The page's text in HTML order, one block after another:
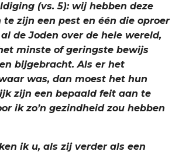
(vs. 5): wij hebben deze
zijn een pest en één die oproer
de Joden over de hele wereld,
minste of geringste bewijs
bijgebracht. Als er het
was, dan moest het hun
zijn een bepaald feit aan te
ik zo’n gezindheid zou hebben
ik u, als zij verder als een